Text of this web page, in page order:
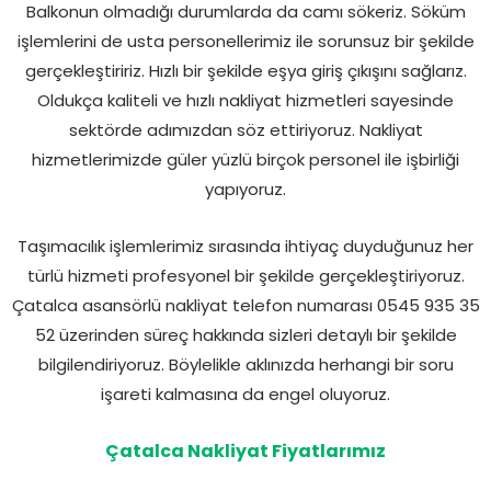
Balkonun olmadığı durumlarda da camı sökeriz. Söküm
işlemlerini de usta personellerimiz ile sorunsuz bir şekilde
gerçekleştiririz. Hızlı bir şekilde eşya giriş çıkışını sağlarız.
Oldukça kaliteli ve hızlı nakliyat hizmetleri sayesinde
sektörde adımızdan söz ettiriyoruz. Nakliyat
hizmetlerimizde güler yüzlü birçok personel ile işbirliği
yapıyoruz.
Taşımacılık işlemlerimiz sırasında ihtiyaç duyduğunuz her
türlü hizmeti profesyonel bir şekilde gerçekleştiriyoruz.
Çatalca asansörlü nakliyat telefon numarası 0545 935 35
52 üzerinden süreç hakkında sizleri detaylı bir şekilde
bilgilendiriyoruz. Böylelikle aklınızda herhangi bir soru
işareti kalmasına da engel oluyoruz.
Çatalca Nakliyat Fiyatlarımız